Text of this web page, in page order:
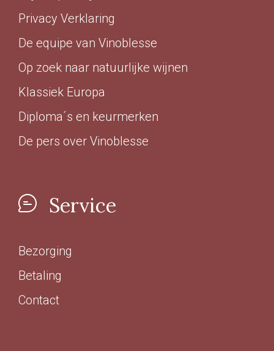
Privacy Verklaring
De equipe van Vinoblesse
Op zoek naar natuurlijke wijnen
Klassiek Europa
Diploma´s en keurmerken
De pers over Vinoblesse
Service
Bezorging
Betaling
Contact